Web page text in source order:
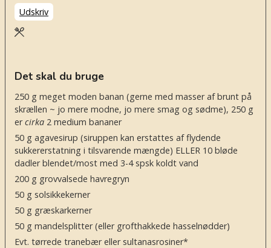
Udskriv
Det skal du bruge
250 g meget moden banan (gerne med masser af brunt på
skrællen ~ jo mere modne, jo mere smag og sødme), 250 g
ercirka 2 medium bananer
50 g agavesirup (siruppen kan erstattes af flydende
sukkererstatning i tilsvarende mængde) ELLER 10 bløde
dadler blendet/most med 3-4 spsk koldt vand
200 g grovvalsede havregryn
50 g solsikkekerner
50 g græskarkerner
50 g mandelsplitter (eller grofthakkede hasselnødder)
Evt. tørrede tranebær eller sultanasrosiner*